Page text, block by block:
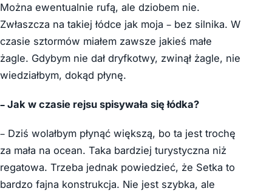
Można ewentualnie rufą, ale dziobem nie.
Zwłaszcza na takiej łódce jak moja – bez silnika. W
czasie sztormów miałem zawsze jakieś małe
żagle. Gdybym nie dał dryfkotwy, zwinął żagle, nie
wiedziałbym, dokąd płynę.
– Jak w czasie rejsu spisywała się łódka?
– Dziś wolałbym płynąć większą, bo ta jest trochę
za mała na ocean. Taka bardziej turystyczna niż
regatowa. Trzeba jednak powiedzieć, że Setka to
bardzo fajna konstrukcja. Nie jest szybka, ale